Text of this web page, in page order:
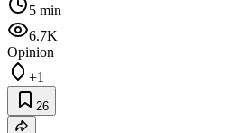
5 min
6.7K
Opinion
+1
26